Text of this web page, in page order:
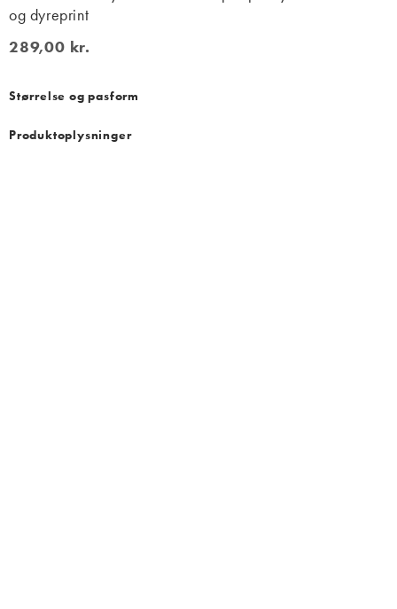
og dyreprint
289,00 kr.
289,00 kr.
Størrelse og pasform
Produktoplysninger